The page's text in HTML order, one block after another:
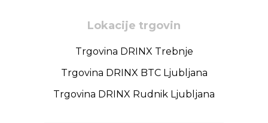
Lokacije trgovin
Trgovina DRINX Trebnje
Trgovina DRINX BTC Ljubljana
Trgovina DRINX Rudnik Ljubljana